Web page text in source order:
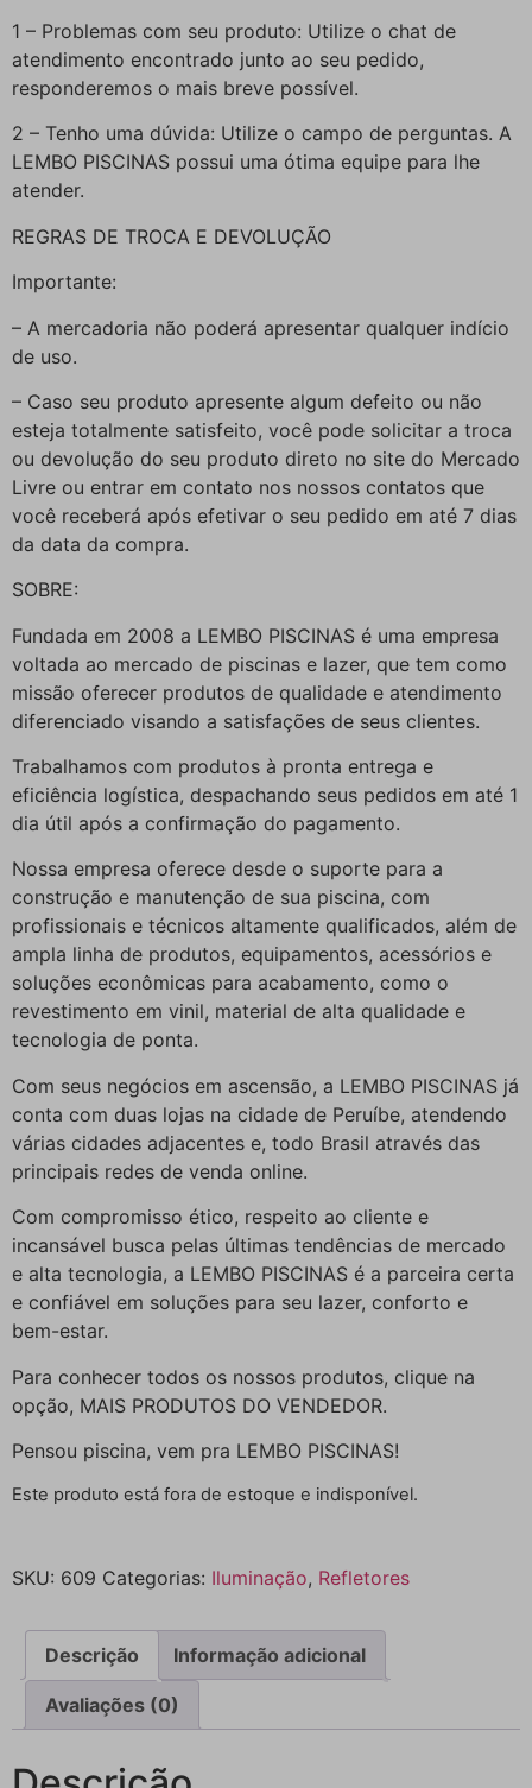
1 – Problemas com seu produto: Utilize o chat de
atendimento encontrado junto ao seu pedido,
responderemos o mais breve possível.
2 – Tenho uma dúvida: Utilize o campo de perguntas. A
LEMBO PISCINAS possui uma ótima equipe para lhe
atender.
REGRAS DE TROCA E DEVOLUÇÃO
Importante:
– A mercadoria não poderá apresentar qualquer indício
de uso.
– Caso seu produto apresente algum defeito ou não
esteja totalmente satisfeito, você pode solicitar a troca
ou devolução do seu produto direto no site do Mercado
Livre ou entrar em contato nos nossos contatos que
você receberá após efetivar o seu pedido em até 7 dias
da data da compra.
SOBRE:
Fundada em 2008 a LEMBO PISCINAS é uma empresa
voltada ao mercado de piscinas e lazer, que tem como
missão oferecer produtos de qualidade e atendimento
diferenciado visando a satisfações de seus clientes.
Trabalhamos com produtos à pronta entrega e
eficiência logística, despachando seus pedidos em até 1
dia útil após a confirmação do pagamento.
Nossa empresa oferece desde o suporte para a
construção e manutenção de sua piscina, com
profissionais e técnicos altamente qualificados, além de
ampla linha de produtos, equipamentos, acessórios e
soluções econômicas para acabamento, como o
revestimento em vinil, material de alta qualidade e
tecnologia de ponta.
Com seus negócios em ascensão, a LEMBO PISCINAS já
conta com duas lojas na cidade de Peruíbe, atendendo
várias cidades adjacentes e, todo Brasil através das
principais redes de venda online.
Com compromisso ético, respeito ao cliente e
incansável busca pelas últimas tendências de mercado
e alta tecnologia, a LEMBO PISCINAS é a parceira certa
e confiável em soluções para seu lazer, conforto e
bem-estar.
Para conhecer todos os nossos produtos, clique na
opção, MAIS PRODUTOS DO VENDEDOR.
Pensou piscina, vem pra LEMBO PISCINAS!
Este produto está fora de estoque e indisponível.
SKU: 609 Categorias: Iluminação, Refletores
Descrição Informação adicional
Avaliações (0)